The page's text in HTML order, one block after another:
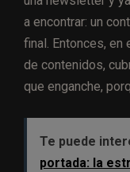
a encontrar: un
final. Entonces, en
de contenidos,
que enganche,
Te puede
portada: la